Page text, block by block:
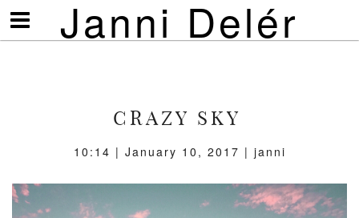
Janni Delér
Visa/göm
meny
CRAZY SKY
10:14 | January 10, 2017 | janni